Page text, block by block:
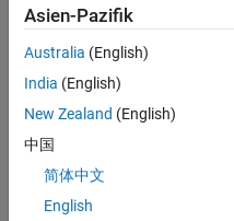
noch
keine
offenen
Stellen
können,
die
Ihren
Asien-Pazifik
Australia (English)
India (English)
New Zealand (English)
中国
简体中文
English